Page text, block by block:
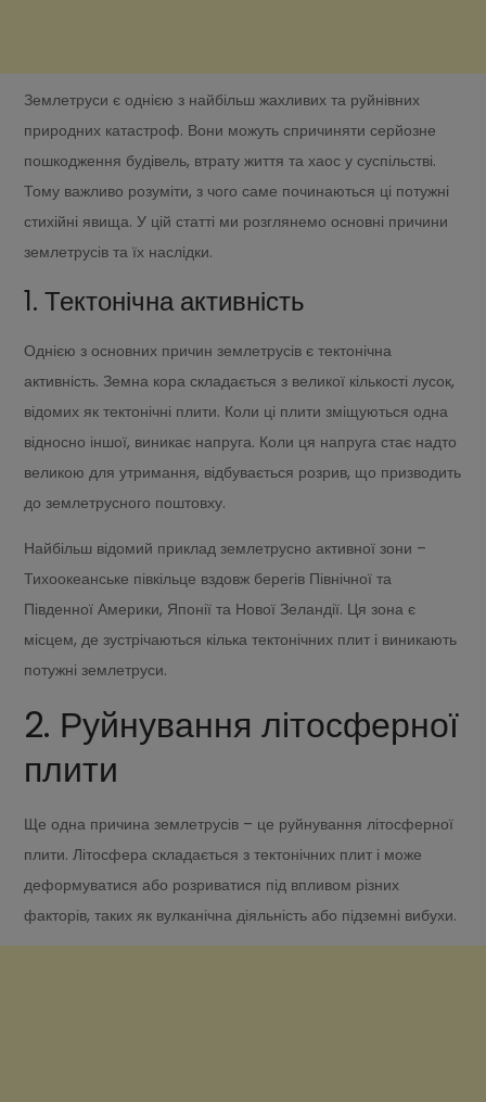
Землетруси є однією з найбільш жахливих та руйнівних
природних катастроф. Вони можуть спричиняти серйозне
пошкодження будівель, втрату життя та хаос у суспільстві.
Тому важливо розуміти, з чого саме починаються ці потужні
стихійні явища. У цій статті ми розглянемо основні причини
землетрусів та їх наслідки.
1. Тектонічна активність
Однією з основних причин землетрусів є тектонічна
активність. Земна кора складається з великої кількості лусок,
відомих як тектонічні плити. Коли ці плити зміщуються одна
відносно іншої, виникає напруга. Коли ця напруга стає надто
великою для утримання, відбувається розрив, що призводить
до землетрусного поштовху.
Найбільш відомий приклад землетрусно активної зони –
Тихоокеанське півкільце вздовж берегів Північної та
Південної Америки, Японії та Нової Зеландії. Ця зона є
місцем, де зустрічаються кілька тектонічних плит і виникають
потужні землетруси.
2. Руйнування літосферної
плити
Ще одна причина землетрусів – це руйнування літосферної
плити. Літосфера складається з тектонічних плит і може
деформуватися або розриватися під впливом різних
факторів, таких як вулканічна діяльність або підземні вибухи.